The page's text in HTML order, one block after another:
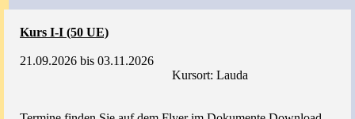
Kurs I-I (50 UE)
21.09.2026 bis 03.11.2026
Kursort: Lauda